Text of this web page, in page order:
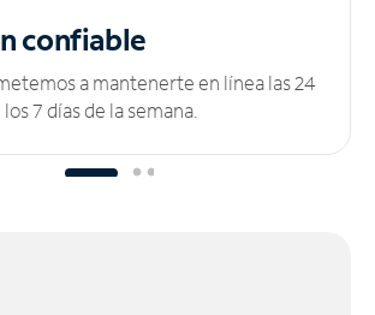
confiable
a mantenerte en línea las 24
7 días de la semana.